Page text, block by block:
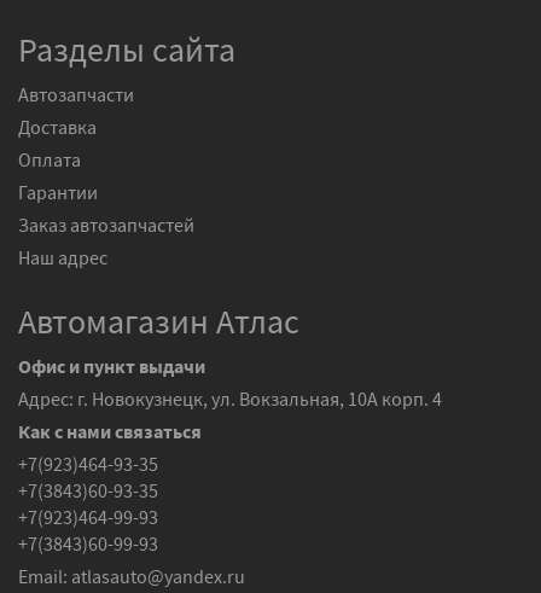
Разделы сайта
Автозапчасти
Доставка
Оплата
Гарантии
Заказ автозапчастей
Наш адрес
Автомагазин Атлас
Офис и пункт выдачи
Адрес: г. Новокузнецк, ул. Вокзальная, 10А корп. 4
Как с нами связаться
+7(923)464-93-35
+7(3843)60-93-35
+7(923)464-99-93
+7(3843)60-99-93
Email: atlasauto@yandex.ru